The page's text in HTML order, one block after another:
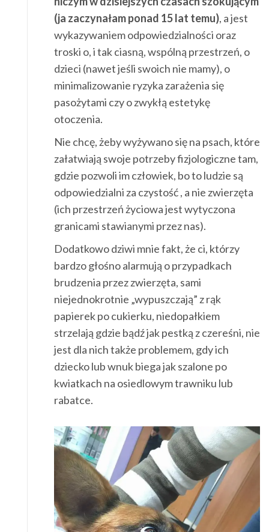
(ja zaczynałam ponad 15 lat temu), a jest
wykazywaniem odpowiedzialności oraz
troski o, i tak ciasną, wspólną przestrzeń, o
dzieci (nawet jeśli swoich nie mamy), o
minimalizowanie ryzyka zarażenia się
pasożytami czy o zwykłą estetykę
otoczenia.
Nie chcę, żeby wyżywano się na psach, które
załatwiają swoje potrzeby fizjologiczne tam,
gdzie pozwoli im człowiek, bo to ludzie są
odpowiedzialni za czystość , a nie zwierzęta
(ich przestrzeń życiowa jest wytyczona
granicami stawianymi przez nas).
Dodatkowo dziwi mnie fakt, że ci, którzy
bardzo głośno alarmują o przypadkach
brudzenia przez zwierzęta, sami
niejednokrotnie „wypuszczają” z rąk
papierek po cukierku, niedopałkiem
strzelają gdzie bądź jak pestką z czereśni, nie
jest dla nich także problemem, gdy ich
dziecko lub wnuk biega jak szalone po
kwiatkach na osiedlowym trawniku lub
rabatce.